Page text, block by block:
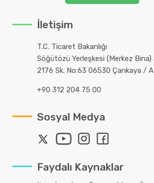
İletişim
T.C. Ticaret Bakanlığı
Söğütözü Yerleşkesi (Merkez
2176 Sk. No:63 06530 Çankaya /
+90 312 204 75 00
Sosyal Medya
Faydalı Kaynaklar